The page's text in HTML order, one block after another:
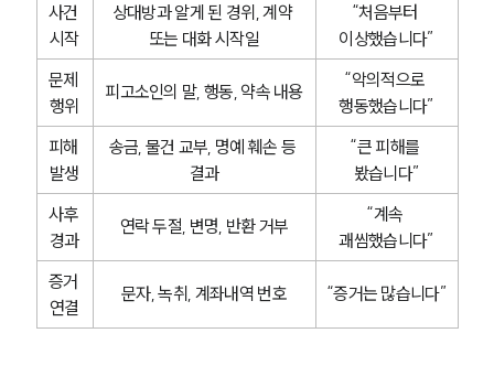
업무사례
사례분석/최신동향
법률지식인
형사소송·상담후기
업무분야
형사그룹 업무
전체
사건
시작
상대방과 알게 된 경위, 계약
또는 대화 시작일
“처음부터
이상했습니다”
문제
행위
피고소인의 말, 행동, 약속 내용
“악의적으로
행동했습니다”
피해
발생
송금, 물건 교부, 명예 훼손 등
결과
“큰 피해를
봤습니다”
사후
경과
연락 두절, 변명, 반환 거부
“계속
괘씸했습니다”
증거
연결
문자, 녹취, 계좌내역 번호 “증거는 많습니다”